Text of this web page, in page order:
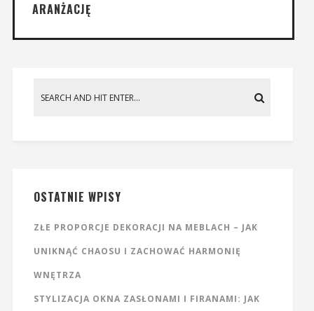
ARANŻACJĘ
OSTATNIE WPISY
ZŁE PROPORCJE DEKORACJI NA MEBLACH – JAK
UNIKNĄĆ CHAOSU I ZACHOWAĆ HARMONIĘ
WNĘTRZA
STYLIZACJA OKNA ZASŁONAMI I FIRANAMI: JAK